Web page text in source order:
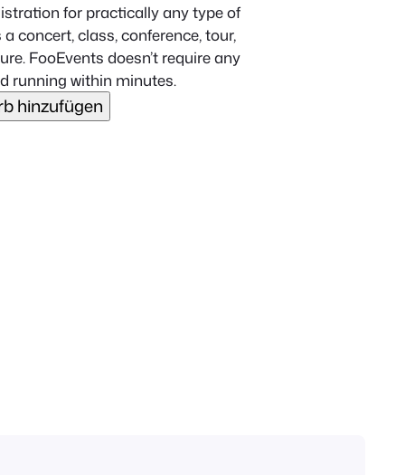
for practically any type of
concert, class, conference, tour,
FooEvents doesn’t require any
running within minutes.
hinzufügen